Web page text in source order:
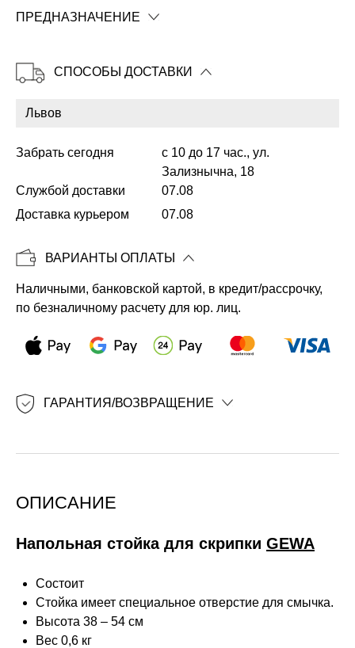
Копировать
ПРЕДНАЗНАЧЕНИЕ
СПОСОБЫ ДОСТАВКИ
Забрать сегодня
с 10 до 17 час., ул.
Зализнычна, 18
Службой доставки
07.08
Доставка курьером
07.08
ВАРИАНТЫ ОПЛАТЫ
Наличными, банковской картой, в кредит/рассрочку,
по безналичному расчету для юр. лиц.
ГАРАНТИЯ/ВОЗВРАЩЕНИЕ
ОПИСАНИЕ
Напольная стойка для скрипки GEWA
Состоит
Стойка имеет специальное отверстие для смычка.
Высота 38 – 54 см
Вес 0,6 кг